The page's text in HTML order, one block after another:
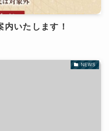
いたします！
NEWS